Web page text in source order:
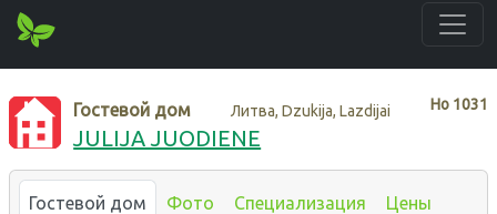
Нo 1031
Гостевой дом Литва, Dzukija, Lazdijai
JULIJA JUODIENE
Гостевой дом Фото Специализация Цены